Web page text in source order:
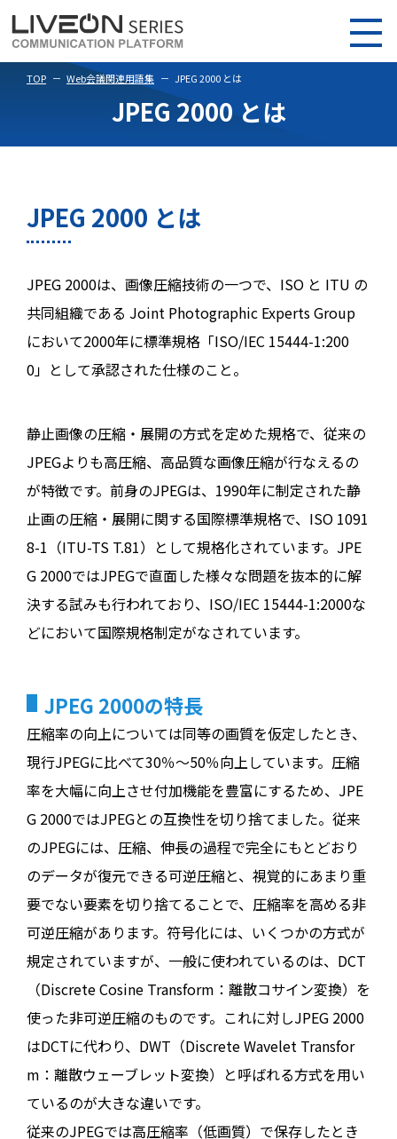
TOP Web会議関連用語集 JPEG 2000 とは
JPEG 2000 とは
JPEG 2000 とは
JPEG 2000は、画像圧縮技術の一つで、ISO と ITU の
共同組織である Joint Photographic Experts Group
において2000年に標準規格「ISO/IEC 15444-1:200
0」として承認された仕様のこと。
静止画像の圧縮・展開の方式を定めた規格で、従来の
JPEGよりも高圧縮、高品質な画像圧縮が行なえるの
が特徴です。前身のJPEGは、1990年に制定された静
止画の圧縮・展開に関する国際標準規格で、ISO 1091
8-1（ITU-TS T.81）として規格化されています。JPE
G 2000ではJPEGで直面した様々な問題を抜本的に解
決する試みも行われており、ISO/IEC 15444-1:2000な
どにおいて国際規格制定がなされています。
JPEG 2000の特長
圧縮率の向上については同等の画質を仮定したとき、
現行JPEGに比べて30％～50％向上しています。圧縮
率を大幅に向上させ付加機能を豊富にするため、JPE
G 2000ではJPEGとの互換性を切り捨てました。従来
のJPEGには、圧縮、伸長の過程で完全にもとどおり
のデータが復元できる可逆圧縮と、視覚的にあまり重
要でない要素を切り捨てることで、圧縮率を高める非
可逆圧縮があります。符号化には、いくつかの方式が
規定されていますが、一般に使われているのは、DCT
（Discrete Cosine Transform：離散コサイン変換）を
使った非可逆圧縮のものです。これに対しJPEG 2000
はDCTに代わり、DWT（Discrete Wavelet Transfor
m：離散ウェーブレット変換）と呼ばれる方式を用い
ているのが大きな違いです。
従来のJPEGでは高圧縮率（低画質）で保存したとき